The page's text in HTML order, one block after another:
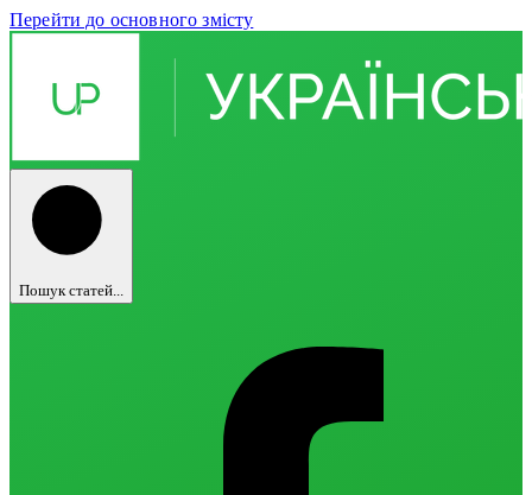
Перейти до основного змісту
Пошук статей...